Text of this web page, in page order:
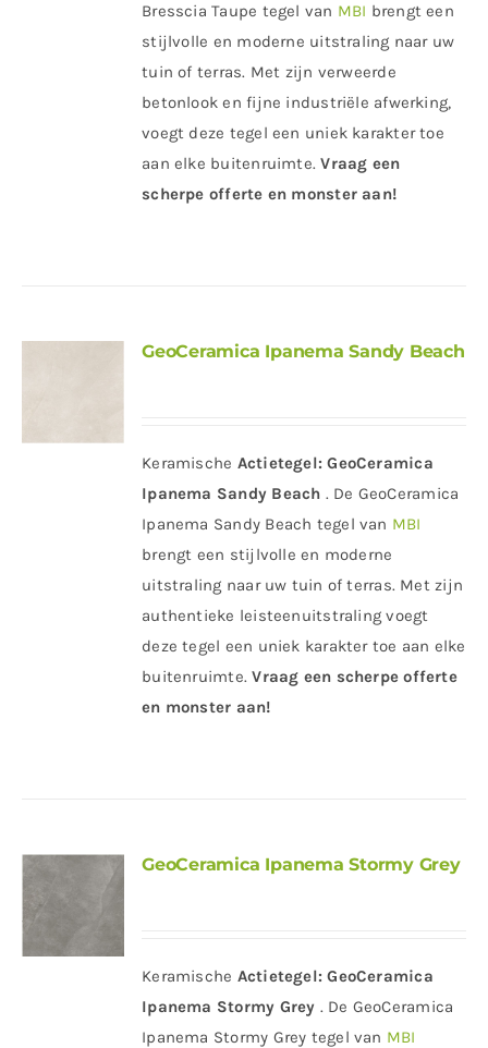
Bresscia Taupe tegel van MBI brengt een
stijlvolle en moderne uitstraling naar uw
tuin of terras. Met zijn verweerde
betonlook en fijne industriële afwerking,
voegt deze tegel een uniek karakter toe
aan elke buitenruimte.Vraag een
scherpe offerte en monster aan!
GeoCeramica Ipanema Sandy Beach
Keramische Actietegel: GeoCeramica
Ipanema Sandy Beach . De GeoCeramica
Ipanema Sandy Beach tegel van MBI
brengt een stijlvolle en moderne
uitstraling naar uw tuin of terras. Met zijn
authentieke leisteenuitstraling voegt
deze tegel een uniek karakter toe aan elke
buitenruimte.Vraag een scherpe offerte
en monster aan!
GeoCeramica Ipanema Stormy Grey
Keramische Actietegel: GeoCeramica
Ipanema Stormy Grey . De GeoCeramica
Ipanema Stormy Grey tegel van MBI